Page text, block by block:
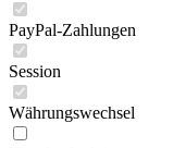
PayPal-Zahlungen
Session
Währungswechsel